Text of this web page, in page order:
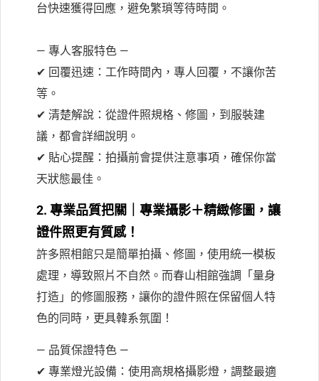
台快速獲得回應，避免繁瑣等待時間。
— 專人客服特色 —
✔ 回覆迅速：工作時間內，專人回覆，不讓你苦
等。
✔ 清楚解說：從證件照規格、修圖，到服裝建
議，都會詳細說明。
✔ 貼心提醒：拍攝前會提供注意事項，確保你當
天狀態最佳。
2. 專業品質把關｜專業攝影＋精緻修圖，讓
證件照更有質感！
許多照相館只是簡單拍攝、修圖，使用統一模板
處理，導致照片不自然。而春山相館強調「量身
打造」的修圖服務，讓你的證件照在保留個人特
色的同時，更具韓系氛圍！
— 品質保證特色 —
✔ 專業燈光設備：使用高規格攝影燈，調整最適